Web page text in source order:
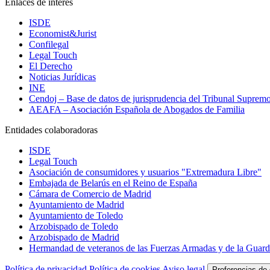
Enlaces de interés
ISDE
Economist&Jurist
Confilegal
Legal Touch
El Derecho
Noticias Jurídicas
INE
Cendoj – Base de datos de jurisprudencia del Tribunal
AEAFA – Asociación Española de Abogados de Familia
Entidades colaboradoras
ISDE
Legal Touch
Asociación de consumidores y usuarios "Extremadura Libre"
Embajada de Belarús en el Reino de España
Cámara de Comercio de Madrid
Ayuntamiento de Madrid
Ayuntamiento de Toledo
Arzobispado de Toledo
Arzobispado de Madrid
Hermandad de veteranos de las Fuerzas Armadas y de la